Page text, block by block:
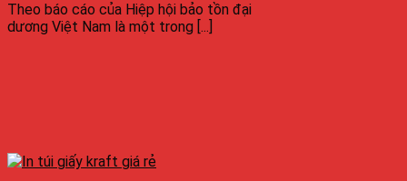
Theo báo cáo của Hiệp hội bảo tồn đại
dương Việt Nam là một trong [...]